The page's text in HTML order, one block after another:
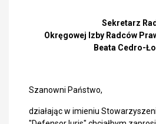
Sekretarz
Okręgowej Izby Radców
Beata Cedro-
Szanowni Państwo,
działając w imieniu